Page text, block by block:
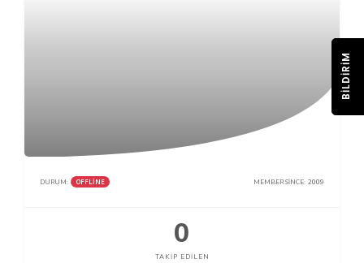
DURUM: OFFLINE MEMBER SINCE: 2009
0
TAKIP EDILEN
BILDIRIM